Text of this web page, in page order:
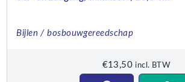
Bijlen / bosbouwgereedschap
€13,50 incl. BTW